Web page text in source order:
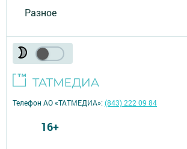
Разное
Телефон АО «ТАТМЕДИА»:(843) 222 09 84
16+